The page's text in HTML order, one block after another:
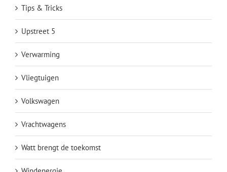
Tips & Tricks
Upstreet 5
Verwarming
Vliegtuigen
Volkswagen
Vrachtwagens
Watt brengt de toekomst